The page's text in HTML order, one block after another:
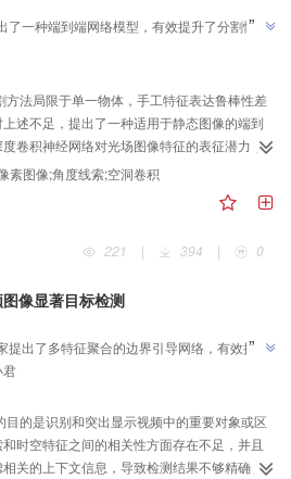
信噪比（peak signal-to-noise ratio，
similarity index， SSIM）、学习感知图像块
patch similarity， LPIPS）和费雷歇初始距
FID）4个评价指标上均取得了最好的结果。
类型文档图像中的透射现象，提高了文档图
望集成到各种摄像头、扫描仪等实际硬件设
了一种端到端网络模型，有效提升了分割性
用提供了新方向。
”
方法局限于单一物体，手工特征表达鲁棒性差
述不足，提出了一种适用于静态图像的端到
卷积神经网络对光场图像特征的表征潜力，
过分割和欠分割问题。方法从多尺度光场宏
干网络设计，提出了一个高效角度特征提取器
）与空洞空间金字塔池化（atrous spatial
光场语义分割模型。其中，在编码器模块中
像素图像中的多尺度空间特征，提高模型对复
造成的角度信息丢失。结果通过在LF
佳方法（state-of-the-art， SOTA）进行实
时所提模型在测试集上实现了88.80%的平均
， mIoU），在所有对比方法中是最佳
分割性能方面具有可行性和有效性，能够更
信息，实现更精确的边界分割，为光场技术
究方向。
素图像;角度线索;空洞卷积
221
| 394 | 0
像显著目标检测
提出了多特征聚合的边界引导网络，有效提升
”
”
君
目的是识别和突出显示视频中的重要对象或区
时空特征之间的相关性方面存在不足，并且
关的上下文信息，导致检测结果不够精确。